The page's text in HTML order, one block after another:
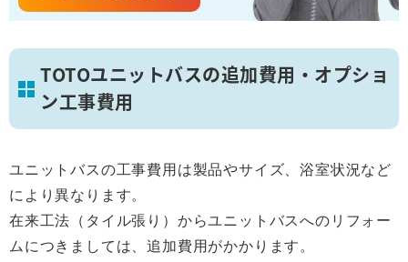
TOTOユニットバスの追加費用・オプショ
ン工事費用
ユニットバスの工事費用は製品やサイズ、浴室状況など
により異なります。
在来工法（タイル張り）からユニットバスへのリフォー
ムにつきましては、追加費用がかかります。